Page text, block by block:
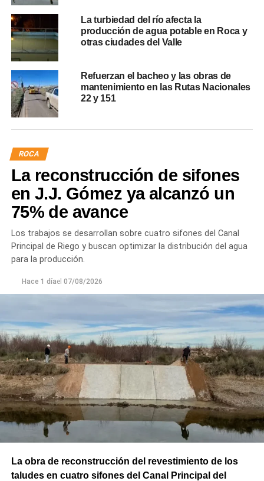
La turbiedad del río afecta la
producción de agua potable en Roca y
otras ciudades del Valle
Refuerzan el bacheo y las obras de
mantenimiento en las Rutas Nacionales
22 y 151
ROCA
La reconstrucción de sifones
en J.J. Gómez ya alcanzó un
75% de avance
Los trabajos se desarrollan sobre cuatro sifones del Canal
Principal de Riego y buscan optimizar la distribución del agua
para la producción.
Hace 1 díael 07/08/2026
La obra de reconstrucción del revestimiento de los
taludes en cuatro sifones del Canal Principal del